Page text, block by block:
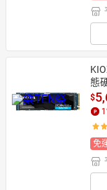
態
$
1
免